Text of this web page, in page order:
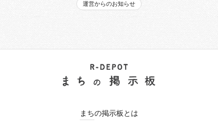
運営からのお知らせ
まちの掲示板とは